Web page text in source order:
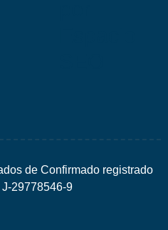
de Confirmado registrado
29778546-9